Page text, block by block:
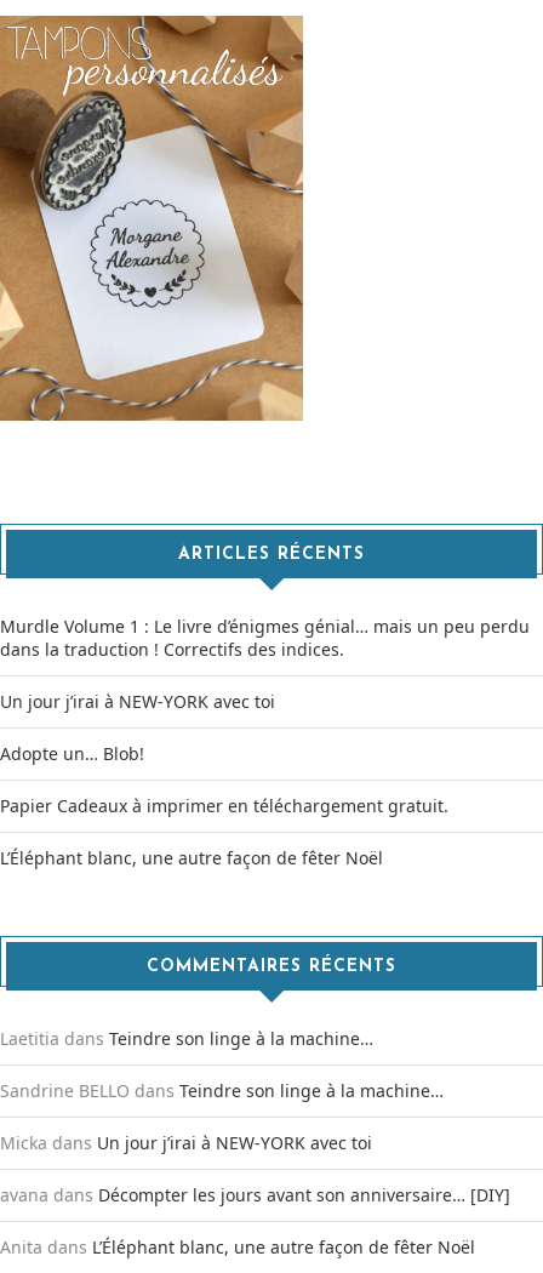
ARTICLES RÉCENTS
Murdle Volume 1 : Le livre d’énigmes génial… mais un peu perdu
dans la traduction ! Correctifs des indices.
Un jour j’irai à NEW-YORK avec toi
Adopte un… Blob!
Papier Cadeaux à imprimer en téléchargement gratuit.
L’Éléphant blanc, une autre façon de fêter Noël
COMMENTAIRES RÉCENTS
Laetitia dans Teindre son linge à la machine…
Sandrine BELLO dans Teindre son linge à la machine…
Micka dans Un jour j’irai à NEW-YORK avec toi
avana dans Décompter les jours avant son anniversaire… [DIY]
Anita dans L’Éléphant blanc, une autre façon de fêter Noël